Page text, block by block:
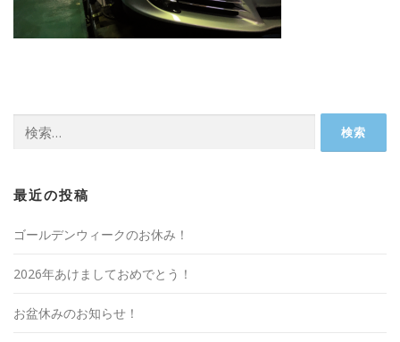
索:
最近の投稿
ゴールデンウィークのお休み！
2026年あけましておめでとう！
お盆休みのお知らせ！